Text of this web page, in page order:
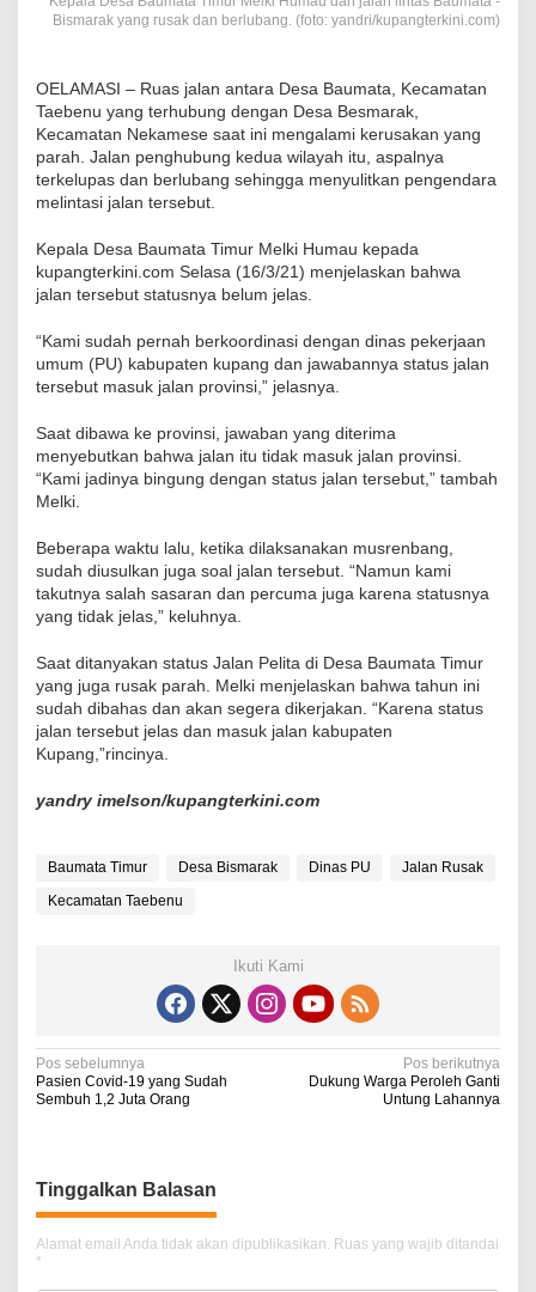
Bismarak yang rusak dan berlubang. (foto: yandri/kupangterkini.com)
OELAMASI – Ruas jalan antara Desa Baumata, Kecamatan
Taebenu yang terhubung dengan Desa Besmarak,
Kecamatan Nekamese saat ini mengalami kerusakan yang
parah. Jalan penghubung kedua wilayah itu, aspalnya
terkelupas dan berlubang sehingga menyulitkan pengendara
melintasi jalan tersebut.
Kepala Desa Baumata Timur Melki Humau kepada
kupangterkini.com Selasa (16/3/21) menjelaskan bahwa
jalan tersebut statusnya belum jelas.
“Kami sudah pernah berkoordinasi dengan dinas pekerjaan
umum (PU) kabupaten kupang dan jawabannya status jalan
tersebut masuk jalan provinsi,” jelasnya.
Saat dibawa ke provinsi, jawaban yang diterima
menyebutkan bahwa jalan itu tidak masuk jalan provinsi.
“Kami jadinya bingung dengan status jalan tersebut,” tambah
Melki.
Beberapa waktu lalu, ketika dilaksanakan musrenbang,
sudah diusulkan juga soal jalan tersebut. “Namun kami
takutnya salah sasaran dan percuma juga karena statusnya
yang tidak jelas,” keluhnya.
Saat ditanyakan status Jalan Pelita di Desa Baumata Timur
yang juga rusak parah. Melki menjelaskan bahwa tahun ini
sudah dibahas dan akan segera dikerjakan. “Karena status
jalan tersebut jelas dan masuk jalan kabupaten
Kupang,”rincinya.
yandry imelson/kupangterkini.com
Baumata Timur Desa Bismarak Dinas PU
Jalan Rusak
Kecamatan Taebenu
Ikuti Kami
N
a
g
a
s
Pos sebelumnya
Pasien Covid-19 yang Sudah
Sembuh 1,2 Juta Orang
Pos berikutnya
Dukung Warga Peroleh Ganti
Untung Lahannya
Tinggalkan Balasan
Alamat email Anda tidak akan dipublikasikan. Ruas yang wajib ditandai
*